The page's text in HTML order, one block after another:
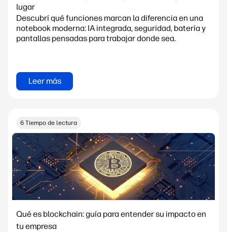
lugar
Descubrí qué funciones marcan la diferencia en una
notebook moderna: IA integrada, seguridad, batería y
pantallas pensadas para trabajar donde sea.
Leer más
6 Tiempo de lectura
Qué es blockchain: guía para entender su impacto en
tu empresa